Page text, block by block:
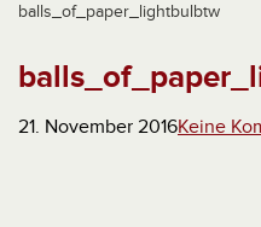
balls_of_paper_lightbulbtw
21. November 2016Keine